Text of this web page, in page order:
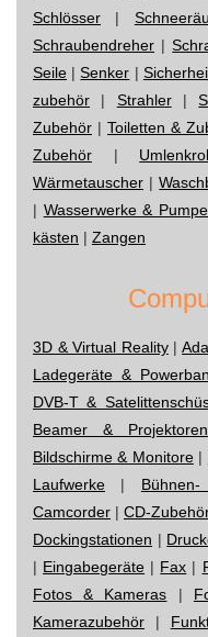
Schlösser |
Schraubendreher |
Seile |Senker |
zubehör | Strahler|
Zubehör | Toiletten &
Zubehör |
Wärmetauscher |
| Wasserwerke &
kästen | Zangen
3D & Virtual Reality|
Ladegeräte &
DVB-T &
Beamer & Projektoren
Bildschirme & Monitore|
Laufwerke |
Camcorder | CD-
Dockingstationen |
| Eingabegeräte | Fax |
Fotos & Kameras |
Kamerazubehör |